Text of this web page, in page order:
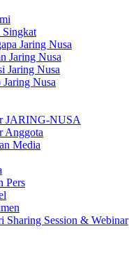
Jaring Nusa
Jaring Nusa
Jaring Nusa
Jaring Nusa
JARING-NUSA
Anggota
Media
Pers
Sharing Session & Webinar